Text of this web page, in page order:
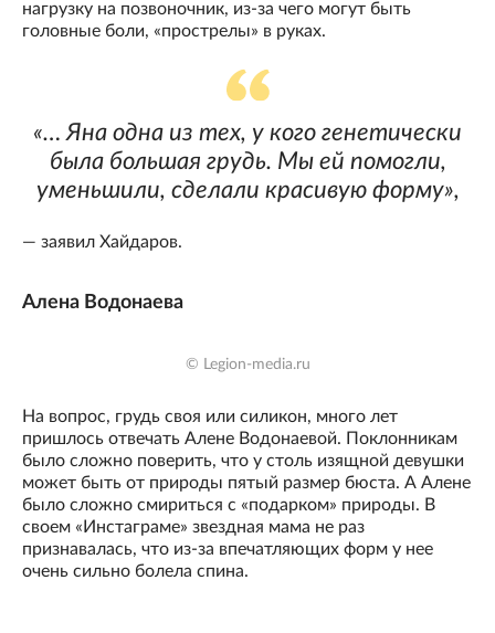
нагрузку на позвоночник, из-за чего могут быть
головные боли, «прострелы» в руках.
«… Яна одна из тех, у кого генетически
была большая грудь. Мы ей помогли,
уменьшили, сделали красивую форму»,
— заявил Хайдаров.
Алена Водонаева
© Legion-media.ru
На вопрос, грудь своя или силикон, много лет
пришлось отвечать Алене Водонаевой. Поклонникам
было сложно поверить, что у столь изящной девушки
может быть от природы пятый размер бюста. А Алене
было сложно смириться с «подарком» природы. В
своем «Инстаграме» звездная мама не раз
признавалась, что из-за впечатляющих форм у нее
очень сильно болела спина.